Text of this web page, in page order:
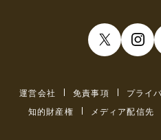
運営会社 免責事項 プライ
知的財産権
メディア配信先